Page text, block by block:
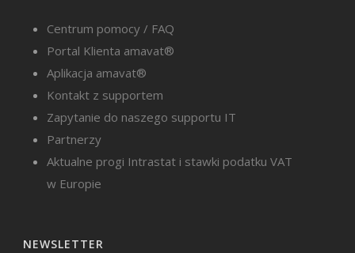
Centrum pomocy / FAQ
Portal Klienta amavat®
Aplikacja amavat®
Kontakt z supportem
Zapytanie do naszego supportu IT
Partnerzy
Aktualne progi Intrastat i stawki podatku VAT
w Europie
NEWSLETTER